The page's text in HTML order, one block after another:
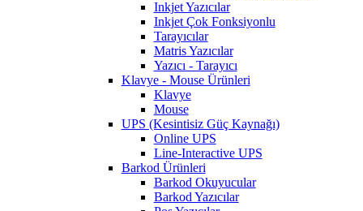
Inkjet Yazıcılar
Inkjet Çok Fonksiyonlu
Tarayıcılar
Matris Yazıcılar
Yazıcı - Tarayıcı
Klavye - Mouse Ürünleri
Klavye
Mouse
UPS (Kesintisiz Güç Kaynağı)
Online UPS
Line-Interactive UPS
Barkod Ürünleri
Barkod Okuyucular
Barkod Yazıcılar